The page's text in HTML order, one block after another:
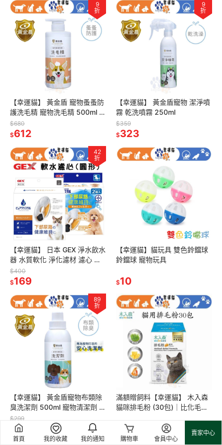
首頁 我的收藏 我的通知 購物車 會員中心
賣家中心
9
折
【幸運貓】 黃金盾 寵物蚤蚤防
護洗毛精 寵物洗毛精 500ml 狗
狗洗毛精 貓咪洗毛精
$680
$612
9
折
【幸運貓】 黃金盾寵物 潔淨噴
霧 乾洗噴霧 250ml
$359
$323
42
折
【幸運貓】 日本 GEX 淨水飲水
器 水質軟化 淨化濾材 濾心 犬
用濾心 貓用濾心
$400
$169
【幸運貓】貓玩具 雙色鈴鐺球
鈴鐺球 寵物玩具
$10
89
折
【幸運貓】 黃金盾寵物布類除
臭洗潔劑 500ml 寵物清潔劑 除
臭清潔劑
$299
267
滿額贈飼料【幸運貓】 木入森
貓咪排毛粉 (30包)｜比化毛膏
｜換毛季必備貓咪保健食品
550